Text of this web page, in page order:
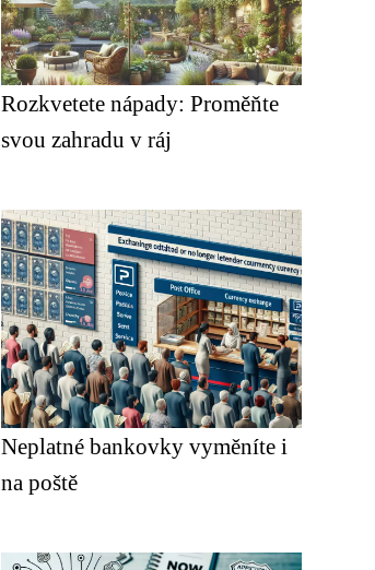
Rozkvetete nápady: Proměňte
svou zahradu v ráj
Neplatné bankovky vyměníte i
na poště